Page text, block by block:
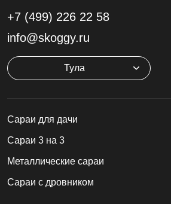
+7 (499) 226 22 58
info@skoggy.ru
Тула
Cараи для дачи
Сараи 3 на 3
Металлические сараи
Сараи с дровником